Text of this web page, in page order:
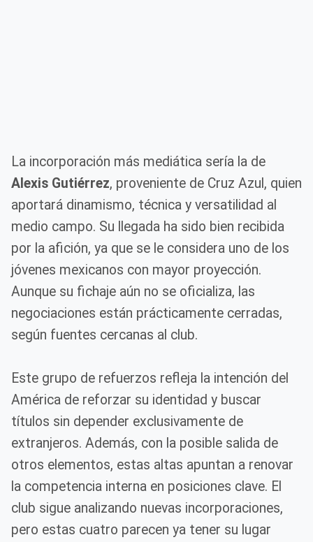
La incorporación más mediática sería la de
Alexis Gutiérrez, proveniente de Cruz Azul, quien
aportará dinamismo, técnica y versatilidad al
medio campo. Su llegada ha sido bien recibida
por la afición, ya que se le considera uno de los
jóvenes mexicanos con mayor proyección.
Aunque su fichaje aún no se oficializa, las
negociaciones están prácticamente cerradas,
según fuentes cercanas al club.
Este grupo de refuerzos refleja la intención del
América de reforzar su identidad y buscar
títulos sin depender exclusivamente de
extranjeros. Además, con la posible salida de
otros elementos, estas altas apuntan a renovar
la competencia interna en posiciones clave. El
club sigue analizando nuevas incorporaciones,
pero estas cuatro parecen ya tener su lugar